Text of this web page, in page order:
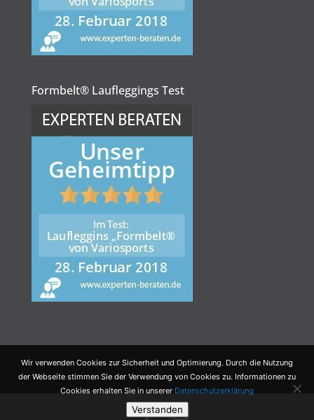
Formbelt® Laufleggings Test
Wir verwenden Cookies zur Sicherheit und Optimierung. Durch die Nutzung
der Webseite stimmen Sie der Verwendung von Cookies zu. Informationen zu
Cookies erhalten Sie in unserer Datenschutzerklärung
Verstanden